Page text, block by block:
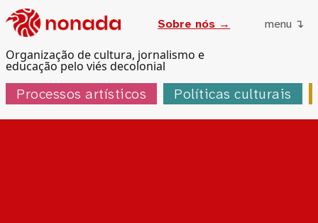
Organização de cultura, jornalismo e
educação pelo viés decolonial
Sobre nós → menu ↴
Processos artísticos Políticas culturais